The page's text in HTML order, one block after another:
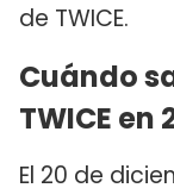
de TWICE.
Cuándo
TWICE en
El 20 de